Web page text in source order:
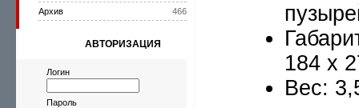
466
Архив
АВТОРИЗАЦИЯ
Логин
Пароль
184 х
Вес: